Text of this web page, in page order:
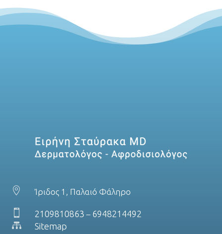
 Ίριδος 1, Παλαιό Φάληρο
 2109810863 – 6948214492

Sitemap